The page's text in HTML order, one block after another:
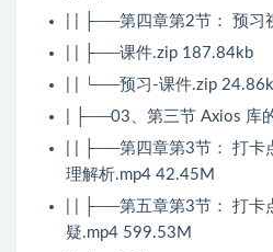
| | ├──第四章第2节： 预习
| | ├──课件.zip 187.84kb
| | └──预习-课件.zip
| ├──03、第三节 Axios 库
| | ├──第四章第3节： 打卡
理解析.mp4 42.45M
| | ├──第五章第3节： 打卡
疑.mp4 599.53M